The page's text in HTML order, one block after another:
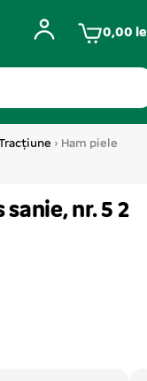
0,00
› Ham piele
nr. 5 2